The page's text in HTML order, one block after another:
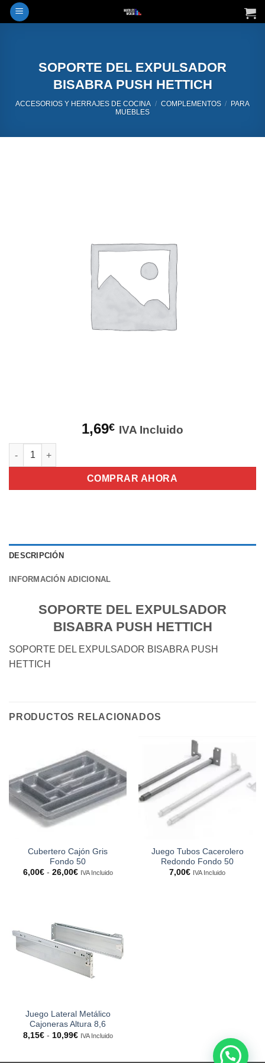
Saltar
al
SOPORTE DEL EXPULSADOR
BISABRA PUSH HETTICH
ACCESORIOS Y HERRAJES DE COCINA / COMPLEMENTOS /
PARA
MUEBLES
1,69€ IVA Incluido
SOPORTE DEL EXPULSADOR BISABRA PUSH HETTICH
COMPRAR AHORA
DESCRIPCIÓN
INFORMACIÓN ADICIONAL
SOPORTE DEL EXPULSADOR
BISABRA PUSH HETTICH
SOPORTE DEL EXPULSADOR BISABRA PUSH
HETTICH
PRODUCTOS RELACIONADOS
Cubertero Cajón Gris
Fondo 50
6,00€ - 26,00€Rango
IVA Incluido
Juego Tubos Cacerolero
Redondo Fondo 50
7,00€ IVA Incluido
Juego Lateral Metálico
Cajoneras Altura 8,6
8,15€ - 10,99€Rango
IVA Incluido